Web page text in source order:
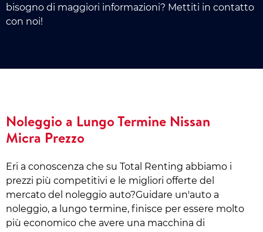
bisogno di maggiori informazioni? Mettiti in contatto
con noi!
Noleggio a Lungo Termine Nissan
Micra Prezzo
Eri a conoscenza che su Total Renting abbiamo i
prezzi più competitivi e le migliori offerte del
mercato del noleggio auto?Guidare un'auto a
noleggio, a lungo termine, finisce per essere molto
più economico che avere una macchina di